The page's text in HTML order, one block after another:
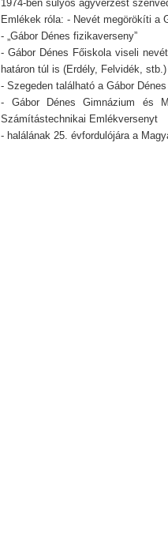
1974-ben súlyos agyvérzést
Emlékek róla: - Nevét megörökíti a
- „Gábor Dénes fizikaverseny”
- Gábor Dénes Főiskola viseli
határon túl is (Erdély, Felvidék, stb.)
- Szegeden található a Gábor
- Gábor Dénes Gimnázium és
Számítástechnikai Emlékversenyt
- halálának 25. évfordulójára a